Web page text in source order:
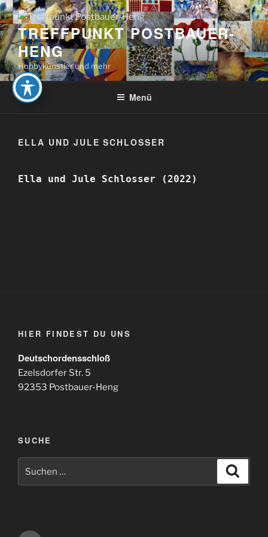
Zum
Inhalt
springenTREFFPUNKT POSTBAUER-
HENG
Hobbykünstler und mehr
Menü
ELLA UND JULE SCHLOSSER
Ella und Jule Schlosser (2022)
HIER FINDEST DU UNS
Deutschordensschloß
Ezelsdorfer Str. 5
92353 Postbauer-Heng
SUCHE
nach: